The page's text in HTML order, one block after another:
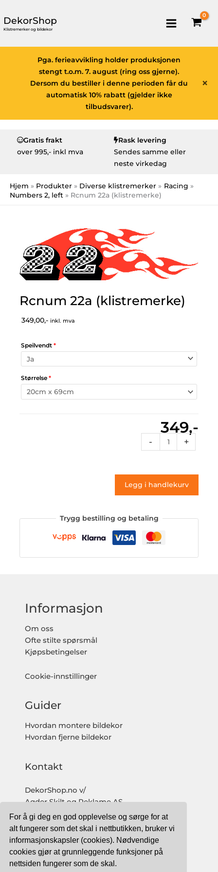
For å gi deg en god opplevelse og sørge for at
alt fungerer som det skal i nettbutikken, bruker vi
informasjonskapsler (cookies). Nødvendige
cookies gjør at grunnleggende funksjoner på
nettsiden fungerer som de skal.
DekorShop
Klistremerker og bildekor
×
Pga. ferieavvikling holder produksjonen
stengt t.o.m. 7. august (ring oss gjerne).
Dersom du bestiller i denne perioden får du
automatisk 10% rabatt (gjelder ikke
tilbudsvarer).
Gratis frakt
over 995,- inkl mva
Rask levering
Sendes samme eller
neste virkedag
Hjem Produkter Diverse klistremerker
Racing
Numbers 2, left
Rcnum 22a (klistremerke)
Rcnum 22a (klistremerke)
349,00,- inkl. mva
Speilvendt *
Størrelse *
349,-
-
22a
antall
+
Legg i handlekurv
Trygg bestilling og betaling
Informasjon
Om oss
Ofte stilte spørsmål
Kjøpsbetingelser
Cookie-innstillinger
Guider
Hvordan montere bildekor
Hvordan fjerne bildekor
Kontakt
DekorShop.no v/
Agder Skilt og Reklame AS
Org. nr: 997 633 016 MVA
salg@dekorshop.no
Tlf: 959 32 123
09.00 - 16.00